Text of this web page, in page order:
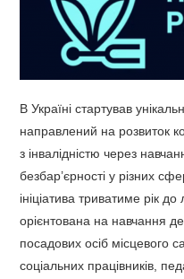
В Україні стартував
направлений на розвиток
з інвалідністю через
безбар’єрності у різних
ініціатива триватиме рік
орієнтована на навчання
посадових осіб місцевого
соціальних працівників,